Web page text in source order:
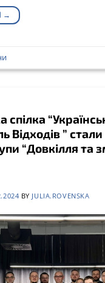
→
спілка
Відходів ”
“Довкілля та
BY JULIA.ROVENSKA